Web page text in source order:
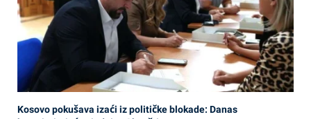
Kosovo pokušava izaći iz političke blokade: Danas